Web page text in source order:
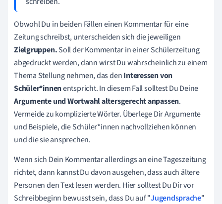
Obwohl Du in beiden Fälleneinen Kommentarfür eine
Zeitung schreibst, unterscheiden sich die jeweiligen
Zielgruppen.Soll der Kommentar in einer Schülerzeitung
abgedruckt werden, dann wirst Du wahrscheinlich zu einem
Thema Stellung nehmen, das denInteressen von
Schüler*innenentspricht. In diesem Fall solltest Du Deine
Argumente und Wortwahl altersgerecht anpassen.
Vermeide zu komplizierte Wörter. Überlege Dir Argumente
und Beispiele, die Schüler*innen nachvollziehen können
und die sie ansprechen.
Wenn sich Dein Kommentar allerdings an eine Tageszeitung
richtet, dann kannst Du davon ausgehen, dass auch ältere
Personen den Text lesen werden. Hier solltest Du Dir vor
Schreibbeginn bewusst sein, dass Du auf "Jugendsprache"